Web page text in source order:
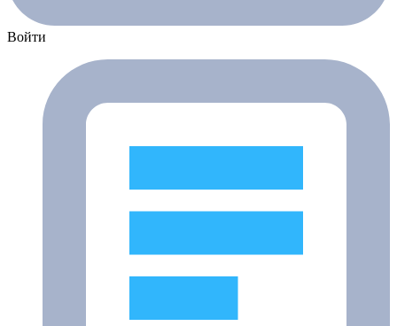
Войти